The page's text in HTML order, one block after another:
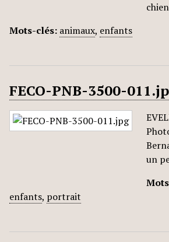
Mots-clés: animaux, enfants
FECO-PNB-3500-
un
enfants, portrait